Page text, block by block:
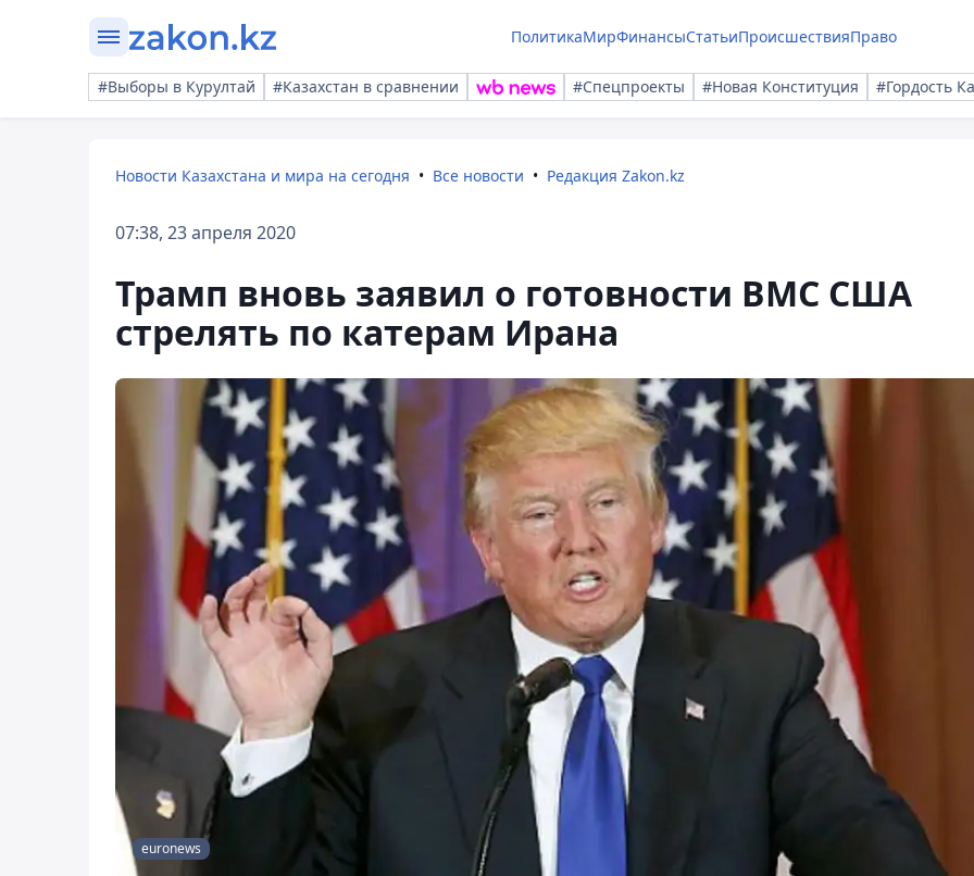
ПолитикаМирФинансыСтатьиПроисшествияПраво
#Выборы в Курултай #Казахстан в сравнении #Спецпроекты #Новая Конституция #Гордость
Новости Казахстана и мира на сегодня Все новости Редакция Zakon.kz
07:38, 23 апреля 2020
Трамп вновь заявил о готовности ВМС США
стрелять по катерам Ирана
euronews